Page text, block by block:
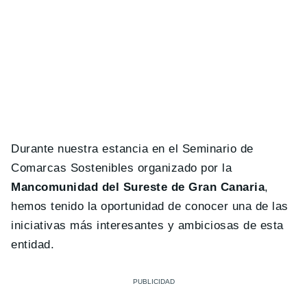
Durante nuestra estancia en el Seminario de
Comarcas Sostenibles organizado por la
Mancomunidad del Sureste de Gran Canaria,
hemos tenido la oportunidad de conocer una de las
iniciativas más interesantes y ambiciosas de esta
entidad.